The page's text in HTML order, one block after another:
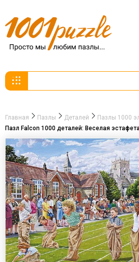
Главная Пазлы Деталей
Пазлы 1000
Пазл Falcon 1000 деталей: Веселая